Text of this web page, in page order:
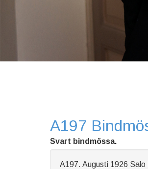
A197
Svart bindmössa.
A197. Augusti 1926